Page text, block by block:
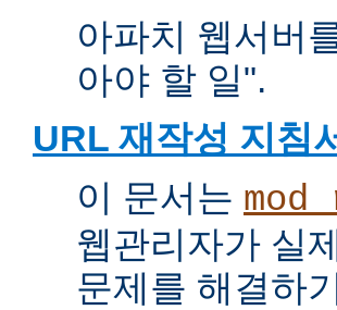
아파치 웹서버
아야 할 일".
URL 재작성 지침
이 문서는
웹관리자가 실
문제를 해결하